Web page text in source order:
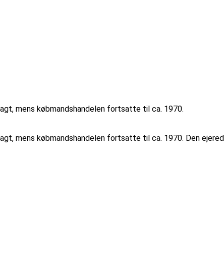
mens købmandshandelen fortsatte til ca. 1970.
mens købmandshandelen fortsatte til ca. 1970. Den